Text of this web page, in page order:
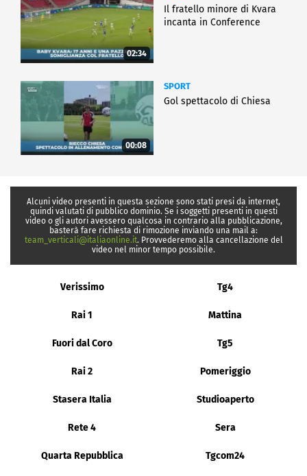
02:34
Il fratello minore di Kvara
incanta in Conference
00:08
SPORT
Gol spettacolo di Chiesa
Alcuni video presenti in questa sezione sono stati presi da internet,
quindi valutati di pubblico dominio. Se i soggetti presenti in questi
video o gli autori avessero qualcosa in contrario alla pubblicazione,
basterà fare richiesta di rimozione inviando una mail a:
team_verticali@italiaonline.it. Provvederemo alla cancellazione del
video nel minor tempo possibile.
Verissimo Tg4
Rai 1 Mattina
Fuori dal Coro Tg5
Rai 2 Pomeriggio
Stasera Italia Studioaperto
Rete 4 Sera
Quarta Repubblica Tgcom24